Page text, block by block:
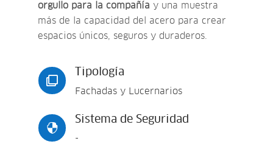
orgullo para la compañía y una muestra
más de la capacidad del acero para crear
espacios únicos, seguros y duraderos.

Tipología
Fachadas y Lucernarios

Sistema de Seguridad
-